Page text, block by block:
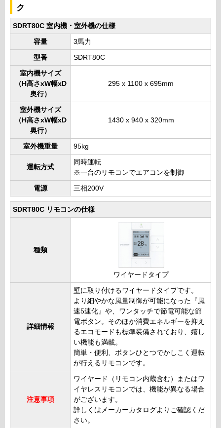
ク
SDRT80C 室内機・室外機の仕様
容量 3馬力
型番 SDRT80C
室内機サイズ
（H高さxW幅xD
奥行）
295 x 1100 x 695mm
室外機サイズ
（H高さxW幅xD
奥行）
1430 x 940 x 320mm
室外機重量 95kg
運転方式
同時運転
※一台のリモコンでエアコンを制御
電源 三相200V
SDRT80C リモコンの仕様
種類
ワイヤードタイプ
詳細情報
壁に取り付けるワイヤードタイプです。
より細やかな風量制御が可能になった『風
速5速化』や、ワンタッチで節電可能な節
電ボタン。そのほか消費エネルギーを抑え
るエコモードも標準装備されており、嬉し
い機能も満載。
簡単・便利、ボタンひとつでかしこく運転
が行えるリモコンです。
注意事項
ワイヤード（リモコン内蔵含む）またはワ
イヤレスリモコンでは、機能が異なる場合
がございます。
詳しくはメーカーカタログよりご確認くだ
さい。